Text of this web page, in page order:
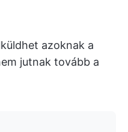
azoknak a
jutnak tovább a